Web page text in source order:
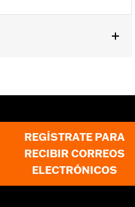
REGÍSTRATE PARA
RECIBIR CORREOS
ELECTRÓNICOS